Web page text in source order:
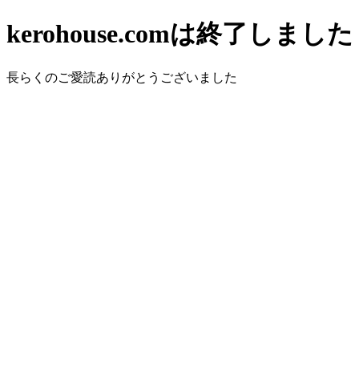
kerohouse.comは終了しました
長らくのご愛読ありがとうございました